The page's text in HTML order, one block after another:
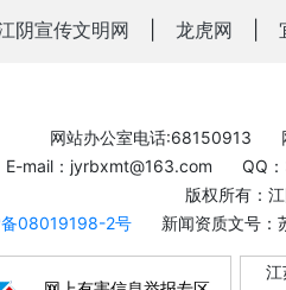
阴宣传文明网 龙虎网
网站办公室电话:68150913
E-mail：jyrbxmt@163.com
QQ
版权所有：
08019198-2号
新闻资质文号
江